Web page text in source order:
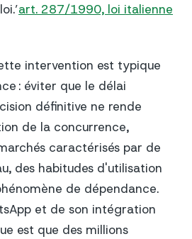
art. 287/1990, loi italienne
intervention est typique
: éviter que le délai
définitive ne rende
de la concurrence,
caractérisés par de
des habitudes d'utilisation
de dépendance.
et de son intégration
est que des millions